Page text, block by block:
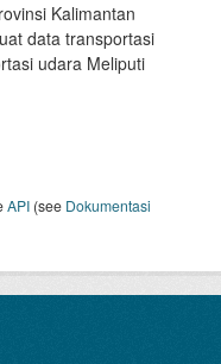
Kalimantan
data transportasi
udara Meliputi
API (see Dokumentasi